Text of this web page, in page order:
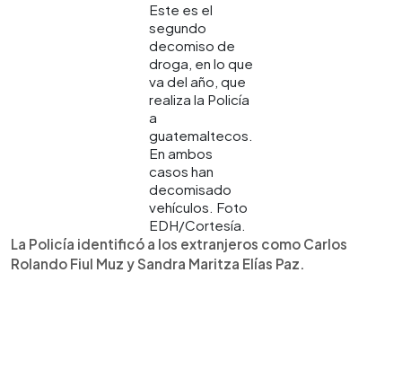
Este es el
segundo
decomiso de
droga, en lo que
va del año, que
realiza la Policía
a
guatemaltecos.
En ambos
casos han
decomisado
vehículos. Foto
EDH/Cortesía.
La Policía identificó a los extranjeros como Carlos
Rolando Fiul Muz y Sandra Maritza Elías Paz.